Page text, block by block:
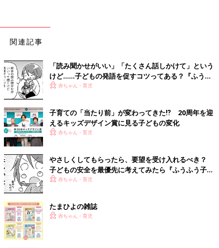
関連記事
「読み聞かせがいい」「たくさん話しかけて」という
けど……子どもの発語を促すコツってある？『ふうふ
う子育て ＃64』
赤ちゃん・育児
子育ての「当たり前」が変わってきた⁉ 20周年を迎
えるキッズデザイン賞に見る子どもの変化
赤ちゃん・育児
やさしくしてもらったら、要望を受け入れるべき？
子どもの安全を最優先に考えてみたら『ふうふう子育
て ＃59』
赤ちゃん・育児
たまひよの雑誌
赤ちゃん・育児